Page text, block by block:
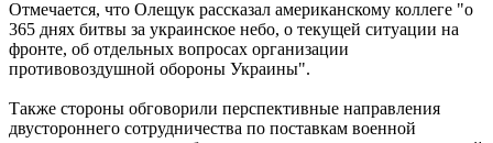
Отмечается, что Олещук рассказал американскому коллеге "о
365 днях битвы за украинское небо, о текущей ситуации на
фронте, об отдельных вопросах организации
противовоздушной обороны Украины".
Также стороны обговорили перспективные направления
двустороннего сотрудничества по поставкам военной